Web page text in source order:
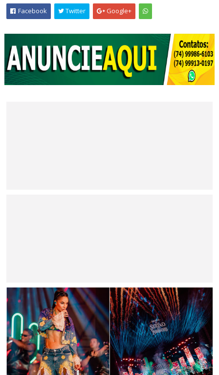
Facebook
Twitter Google+
BRASIL
Seu Desejo lança duas inéditas do DVD “O Tempo Não
Para” nesta sexta (1º)